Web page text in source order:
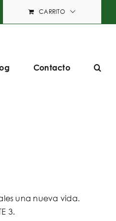
CARRITO
Contacto
una nueva vida.
3.